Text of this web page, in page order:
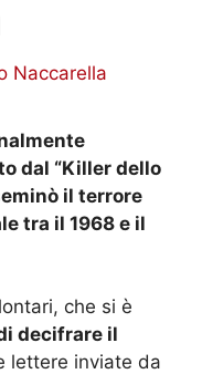
Naccarella
dal “Killer dello
il terrore
tra il 1968 e il
che si è
decifrare il
lettere inviate da